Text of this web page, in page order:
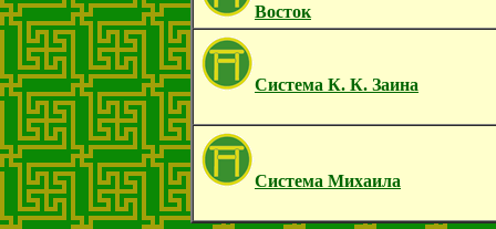
Восток
Система К. К. Заина
Система Михаила